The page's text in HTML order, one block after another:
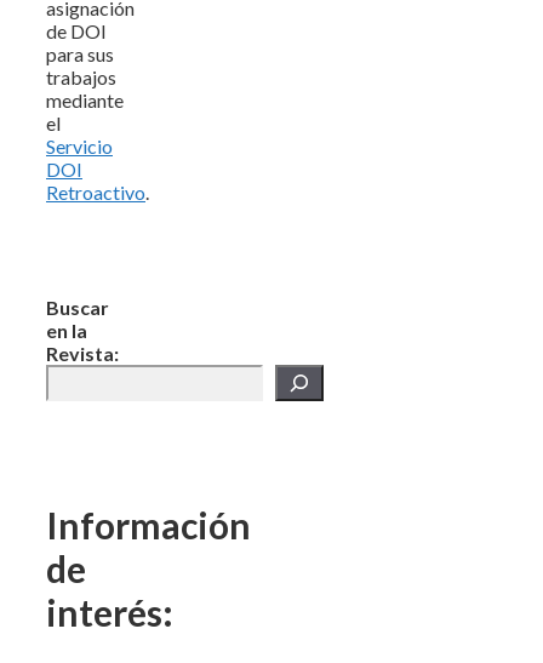
asignación
de DOI
para sus
trabajos
mediante
el
Servicio
DOI
Retroactivo
Buscar
en la
Revista:
Información
de
interés: